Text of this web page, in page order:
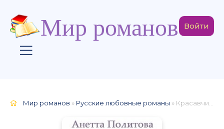
Мир романов Войти
Мир романов » Русские любовные романы » Красавчик босс и гипноз